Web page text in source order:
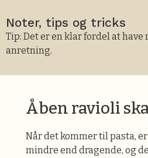
Noter, tips og tricks
Tip: Det er en klar fordel at
anretning.
Åben ravioli
Når det kommer til pasta,
mindre end dragende, og